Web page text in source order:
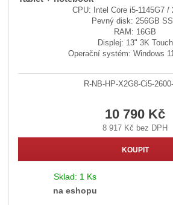
CPU: Intel Core i5-1145G7 /
Pevný disk: 256GB
RAM: 16GB
Displej: 13" 3K Touch
Operační systém: Windows
R-NB-HP-X2G8-Ci5-
10 790 Kč
8 917 Kč bez DPH
KOUPIT
Sklad: 1 Ks
na eshopu